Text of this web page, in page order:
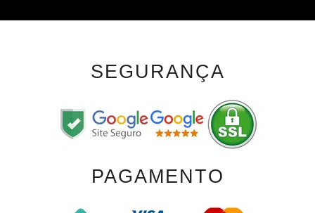
SEGURANÇA
PAGAMENTO